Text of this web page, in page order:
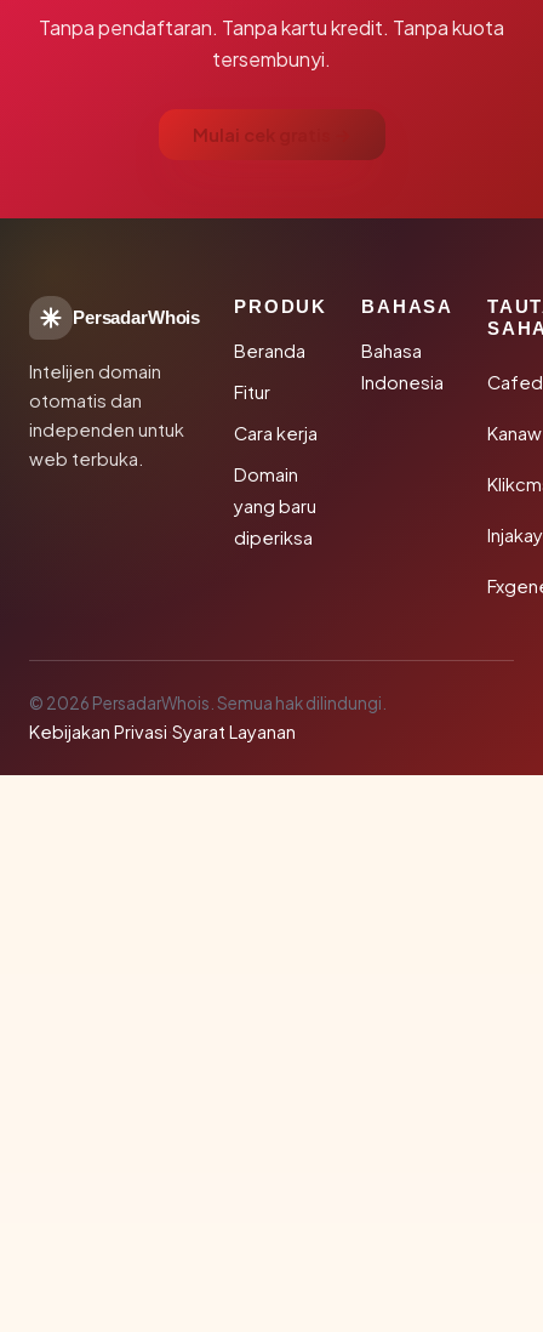
Tanpa pendaftaran. Tanpa kartu kredit. Tanpa kuota
tersembunyi.
Mulai cek gratis →
PersadarWhois
Intelijen domain
otomatis dan
independen untuk
web terbuka.
PRODUK
Beranda
Fitur
Cara kerja
Domain
yang baru
diperiksa
BAHASA
Bahasa
Indonesia
© 2026 PersadarWhois. Semua hak dilindungi.
Kebijakan Privasi·Syarat Layanan